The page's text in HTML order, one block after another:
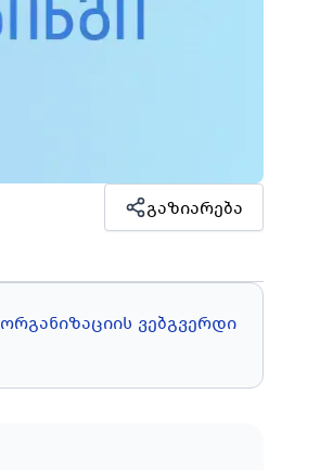
გაზიარება
ორგანიზაციის ვებგვერდი